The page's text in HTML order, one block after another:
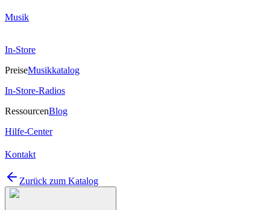
Musik
In-Store
PreiseMusikkatalog
In-Store-Radios
RessourcenBlog
Hilfe-Center
Kontakt
Zurück zum Katalog